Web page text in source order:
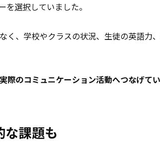
を選択していました。
く、学校やクラスの状況、生徒の英語力
際のコミュニケーション活動へつなげて
課題も